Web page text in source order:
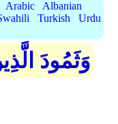
Arabic
Albanian
Turkish
Urdu
وَثَمُودَ